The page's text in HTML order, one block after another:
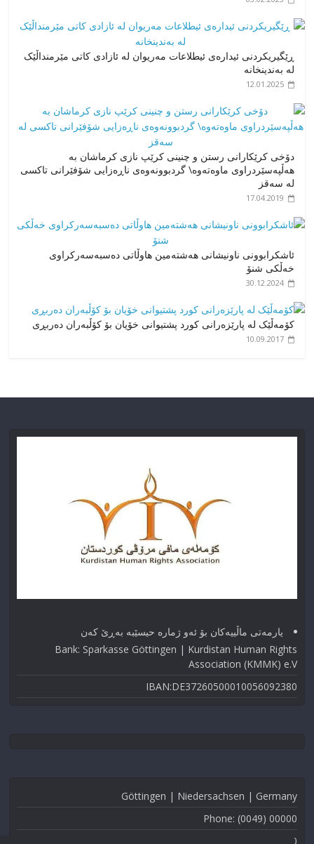
ڕێگیریکردنی ئیدارەی ئیطلاعات مەریوان لە ئازادی کاتی مێرمنداڵێک
لە بەندینخانە
12.01.2025
دۆخی كرێكارانی رستن و چنینی كرێپ نازی كرماشان بە
هەڵپەسێردراوی ماوەتەوە\ گردبوونەوەی ناڕەزایی شۆفێرانی تاكسی
لە سەقز
17.04.2019
ئاشکرابوونی ناونیشانی هەشتەمین هاوڵاتی دەسبەسەرکراوی
خەڵکی شنۆ
30.12.2024
کۆمەڵێک لە پارێزەرانی کورد پشتیوانی خۆیان بۆ کۆڵبەران دەربڕی
10.09.2017
یارمەتی ماڵییەکان بۆ ئەو ژماره حیسێبە بەڕێ کەن
Bank: Sparkasse Göttingen | Kurdistan Human Rights
Association (KMMK) e.V
IBAN:DE37260500010056092380
Göttingen | Niedersachsen | Germany
Phone: (0049) 00000
Fax: (0049) 000-000